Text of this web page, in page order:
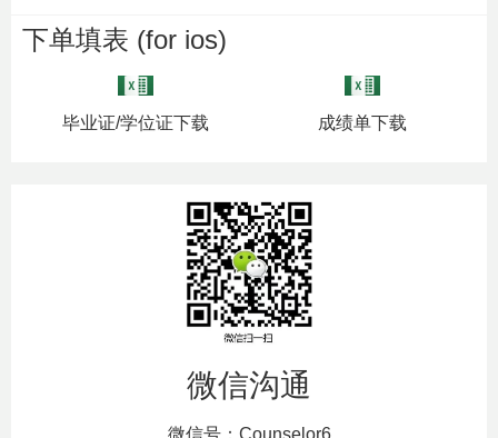
下单填表 (for ios)
毕业证/学位证下载 成绩单下载
微信沟通